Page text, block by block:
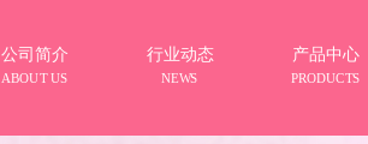
公司简介
ABOUT US
行业动态
NEWS
产品中心
PRODUCTS